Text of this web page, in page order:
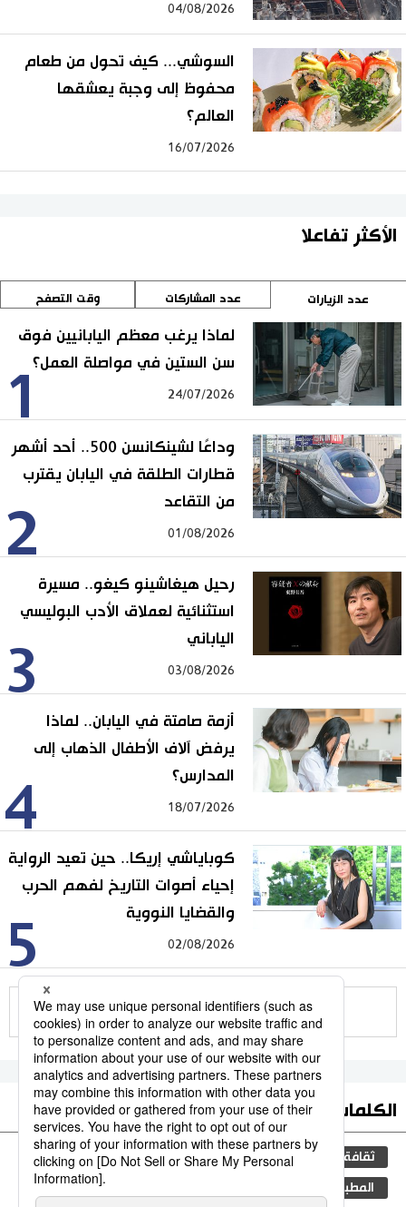
04/08/2026
السوشي... كيف تحول من طعام
محفوظ إلى وجبة يعشقها
العالم؟
16/07/2026
الأكثر تفاعلا
عدد الزيارات عدد المشاركات وقت التصفح
1
لماذا يرغب معظم اليابانيين فوق
سن الستين في مواصلة العمل؟
24/07/2026
2
وداعًا لشينكانسن 500.. أحد أشهر
قطارات الطلقة في اليابان يقترب
من التقاعد
01/08/2026
3
رحيل هيغاشينو كيغو.. مسيرة
استثنائية لعملاق الأدب البوليسي
الياباني
03/08/2026
4
أزمة صامتة في اليابان.. لماذا
يرفض آلاف الأطفال الذهاب إلى
المدارس؟
18/07/2026
5
كوباياشي إريكا.. حين تعيد الرواية
إحياء أصوات التاريخ لفهم الحرب
والقضايا النووية
02/08/2026
للمزيد
الكلمات الأكثر بحثا
ثقافة مجتمع اليابان التعليم الياباني
المطبخ الياباني طوكيو